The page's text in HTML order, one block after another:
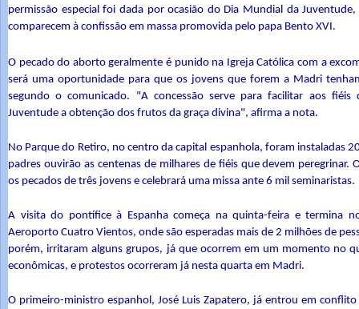
permissão especial foi dada por ocasião do Dia Mundial da
comparecem à confissão em massa promovida pelo papa Bento XVI.
O pecado do aborto geralmente é punido na Igreja Católica com a
será uma oportunidade para que os jovens que forem a Madri
segundo o comunicado. "A concessão serve para facilitar aos
Juventude a obtenção dos frutos da graça divina", afirma a nota.
No Parque do Retiro, no centro da capital espanhola, foram instaladas
padres ouvirão as centenas de milhares de fiéis que devem peregrinar.
os pecados de três jovens e celebrará uma missa ante 6 mil seminaristas.
A visita do pontífice à Espanha começa na quinta-feira e termina
Aeroporto Cuatro Vientos, onde são esperadas mais de 2 milhões de
porém, irritaram alguns grupos, já que ocorrem em um momento no
econômicas, e protestos ocorreram já nesta quarta em Madri.
O primeiro-ministro espanhol, José Luis Zapatero, já entrou em